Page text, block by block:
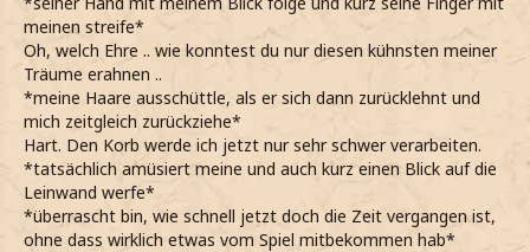
meinen streife*
Oh, welch Ehre .. wie konntest du nur diesen kühnsten meiner
Träume erahnen ..
*meine Haare ausschüttle, als er sich dann zurücklehnt und
mich zeitgleich zurückziehe*
Hart. Den Korb werde ich jetzt nur sehr schwer verarbeiten.
*tatsächlich amüsiert meine und auch kurz einen Blick auf die
Leinwand werfe*
*überrascht bin, wie schnell jetzt doch die Zeit vergangen ist,
ohne dass wirklich etwas vom Spiel mitbekommen hab*